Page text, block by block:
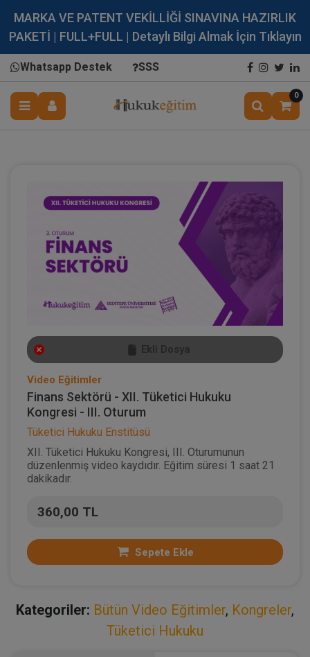
MARKA VE PATENT VEKİLLİĞİ SINAVINA HAZIRLIK
PAKETİ | FULL+FULL | Detaylı Bilgi Almak İçin Tıklayın
Whatsapp Destek SSS
0
Ekli Dosya
Video Eğitimler
Finans Sektörü - XII. Tüketici Hukuku
Kongresi - III. Oturum
Tüketici Hukuku Enstitüsü
XII. Tüketici Hukuku Kongresi, III. Oturumunun
düzenlenmiş video kaydıdır. Eğitim süresi 1 saat 21
dakikadır.
360,00 TL
Sepete Ekle
Kategoriler: Bütün Video Eğitimler, Kongreler,
Tüketici Hukuku